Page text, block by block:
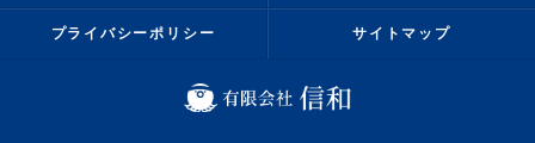
プライバシーポリシー サイトマップ